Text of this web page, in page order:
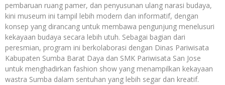
pembaruan ruang pamer, dan penyusunan ulang narasi budaya,
kini museum ini tampil lebih modern dan informatif, dengan
konsep yang dirancang untuk membawa pengunjung menelusuri
kekayaan budaya secara lebih utuh. Sebagai bagian dari
peresmian, program ini berkolaborasi dengan Dinas Pariwisata
Kabupaten Sumba Barat Daya dan SMK Pariwisata San Jose
untuk menghadirkan fashion show yang menampilkan kekayaan
wastra Sumba dalam sentuhan yang lebih segar dan kreatif.